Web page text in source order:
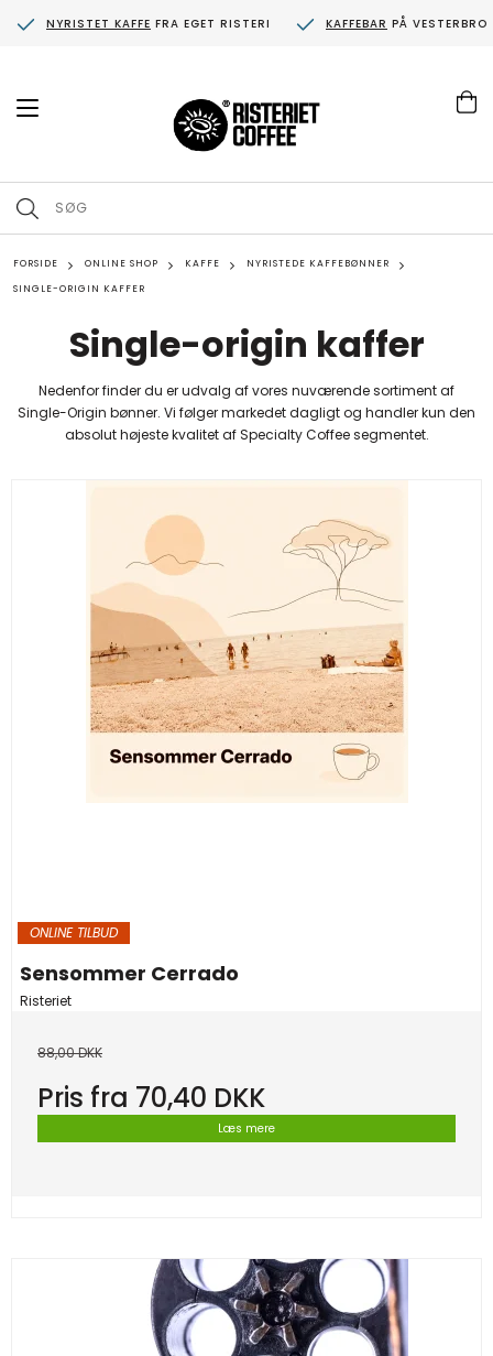
NYRISTET KAFFE FRA EGET RISTERI KAFFEBAR PÅ VESTERBRO
T
l
e
v
i
n
FORSIDE ONLINE SHOP KAFFE
NYRISTEDE KAFFEBØNNER
SINGLE-ORIGIN KAFFER
Single-origin kaffer
Nedenfor finder du er udvalg af vores nuværende sortiment af
Single-Origin bønner. Vi følger markedet dagligt og handler kun den
absolut højeste kvalitet af Specialty Coffee segmentet.
ONLINE TILBUD
Sensommer Cerrado
Risteriet
88,00 DKK
Pris fra 70,40 DKK
Læs mere